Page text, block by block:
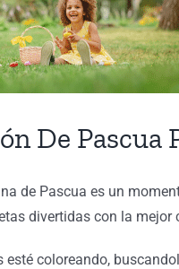
De Pascua
de Pascua es un
divertidas con la
esté coloreando,